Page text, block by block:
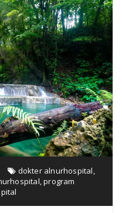
dokter alnurhospital,
,program